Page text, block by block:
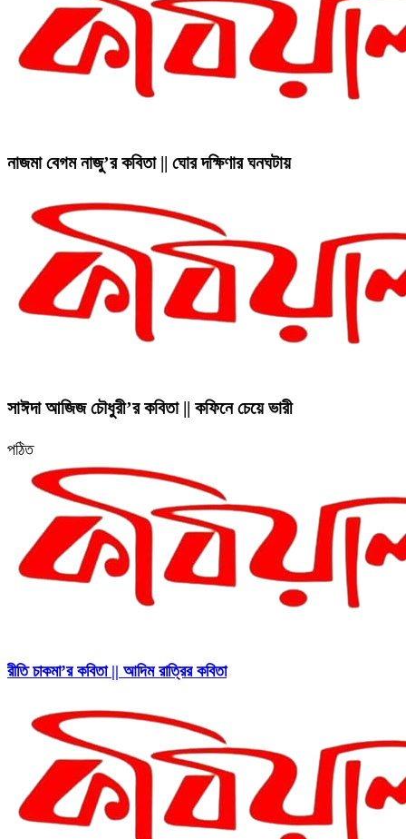
নাজমা বেগম নাজু’র কবিতা || ঘোর দক্ষিণার ঘনঘটায়
সাঈদা আজিজ চৌধুরী’র কবিতা || কফিনে চেয়ে ভারী
পঠিত
রীতি চাকমা’র কবিতা || আদিম রাত্রির কবিতা